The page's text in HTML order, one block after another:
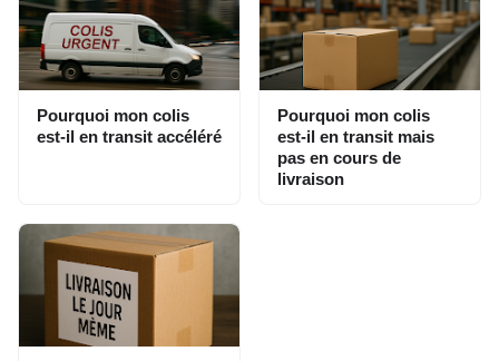
Pourquoi mon colis
est-il en transit accéléré
Pourquoi mon colis
est-il en transit mais
pas en cours de
livraison